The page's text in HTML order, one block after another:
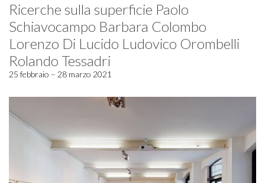
Ricerche sulla superficie Paolo
Schiavocampo Barbara Colombo
Lorenzo Di Lucido Ludovico Orombelli
Rolando Tessadri
25 febbraio – 28 marzo 2021